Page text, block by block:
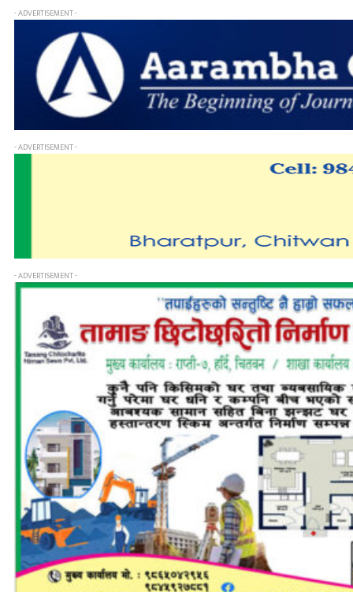
- ADVERTISEMENT -
- ADVERTISEMENT -
- ADVERTISEMENT -